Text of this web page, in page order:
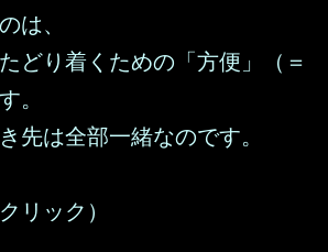
は、
どり着くための「方便」（＝
。
先は全部一緒なのです。
リック）